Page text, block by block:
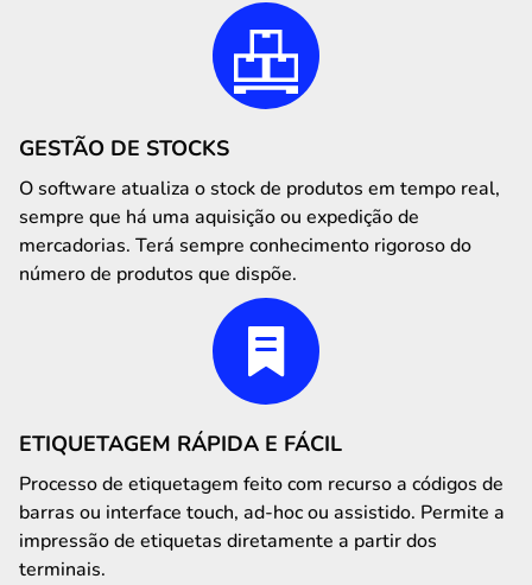
GESTÃO DE STOCKS
O software atualiza o stock de produtos em tempo real,
sempre que há uma aquisição ou expedição de
mercadorias. Terá sempre conhecimento rigoroso do
número de produtos que dispõe.
ETIQUETAGEM RÁPIDA E FÁCIL
Processo de etiquetagem feito com recurso a códigos de
barras ou interface touch, ad-hoc ou assistido. Permite a
impressão de etiquetas diretamente a partir dos
terminais.